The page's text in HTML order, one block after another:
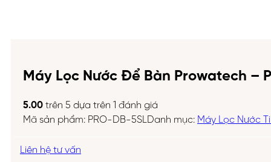
Máy Lọc Nước Để Bàn Prowatech –
5.00 trên 5 dựa trên 1 đánh giá
Mã sản phẩm: PRO-DB-5SLDanh mục: Máy Lọc Nước
Liên hệ tư vấn